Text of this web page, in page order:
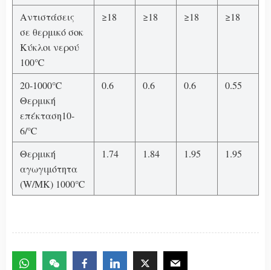
Αντιστάσεις
σε θερμικό σοκ
Κύκλοι νερού
100℃
≥18 ≥18 ≥18 ≥18
20-1000℃
Θερμική
επέκταση10-
6/℃
0.6 0.6 0.6 0.55
Θερμική
αγωγιμότητα
(W/MK) 1000℃
1.74 1.84 1.95 1.95